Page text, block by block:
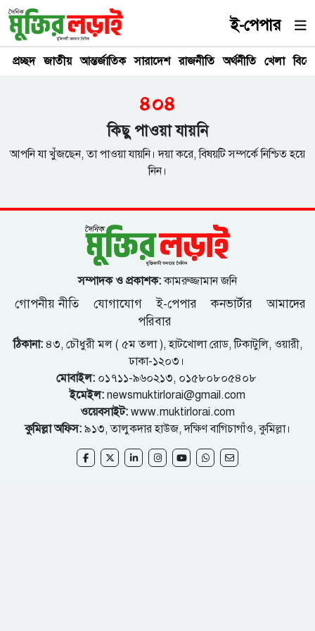
ই-পেপার
প্রচ্ছদ জাতীয় আন্তর্জাতিক সারাদেশ রাজনীতি অর্থনীতি খেলা
৪০৪
কিছু পাওয়া যায়নি
আপনি যা খুঁজছেন, তা পাওয়া যায়নি। দয়া করে, বিষয়টি সম্পর্কে নিশ্চিত হয়ে
নিন।
সম্পাদক ও প্রকাশক:কামরুজ্জামান জনি
গোপনীয় নীতি যোগাযোগ ই-পেপার কনভার্টার
আমাদের
পরিবার
ঠিকানা:৪৩, চৌধুরী মল ( ৫ম তলা ), হাটখোলা রোড, টিকাটুলি, ওয়ারী,
ঢাকা-১২০৩।
মোবাইল:০১৭১১-৯৬০২১৩, ০১৫৮০৮০৫৪০৮
ইমেইল: newsmuktirlorai@gmail.com
ওয়েবসাইট: www.muktirlorai.com
কুমিল্লা অফিস: ৯১৩, তালুকদার হাউজ, দক্ষিণ বাগিচাগাঁও, কুমিল্লা।